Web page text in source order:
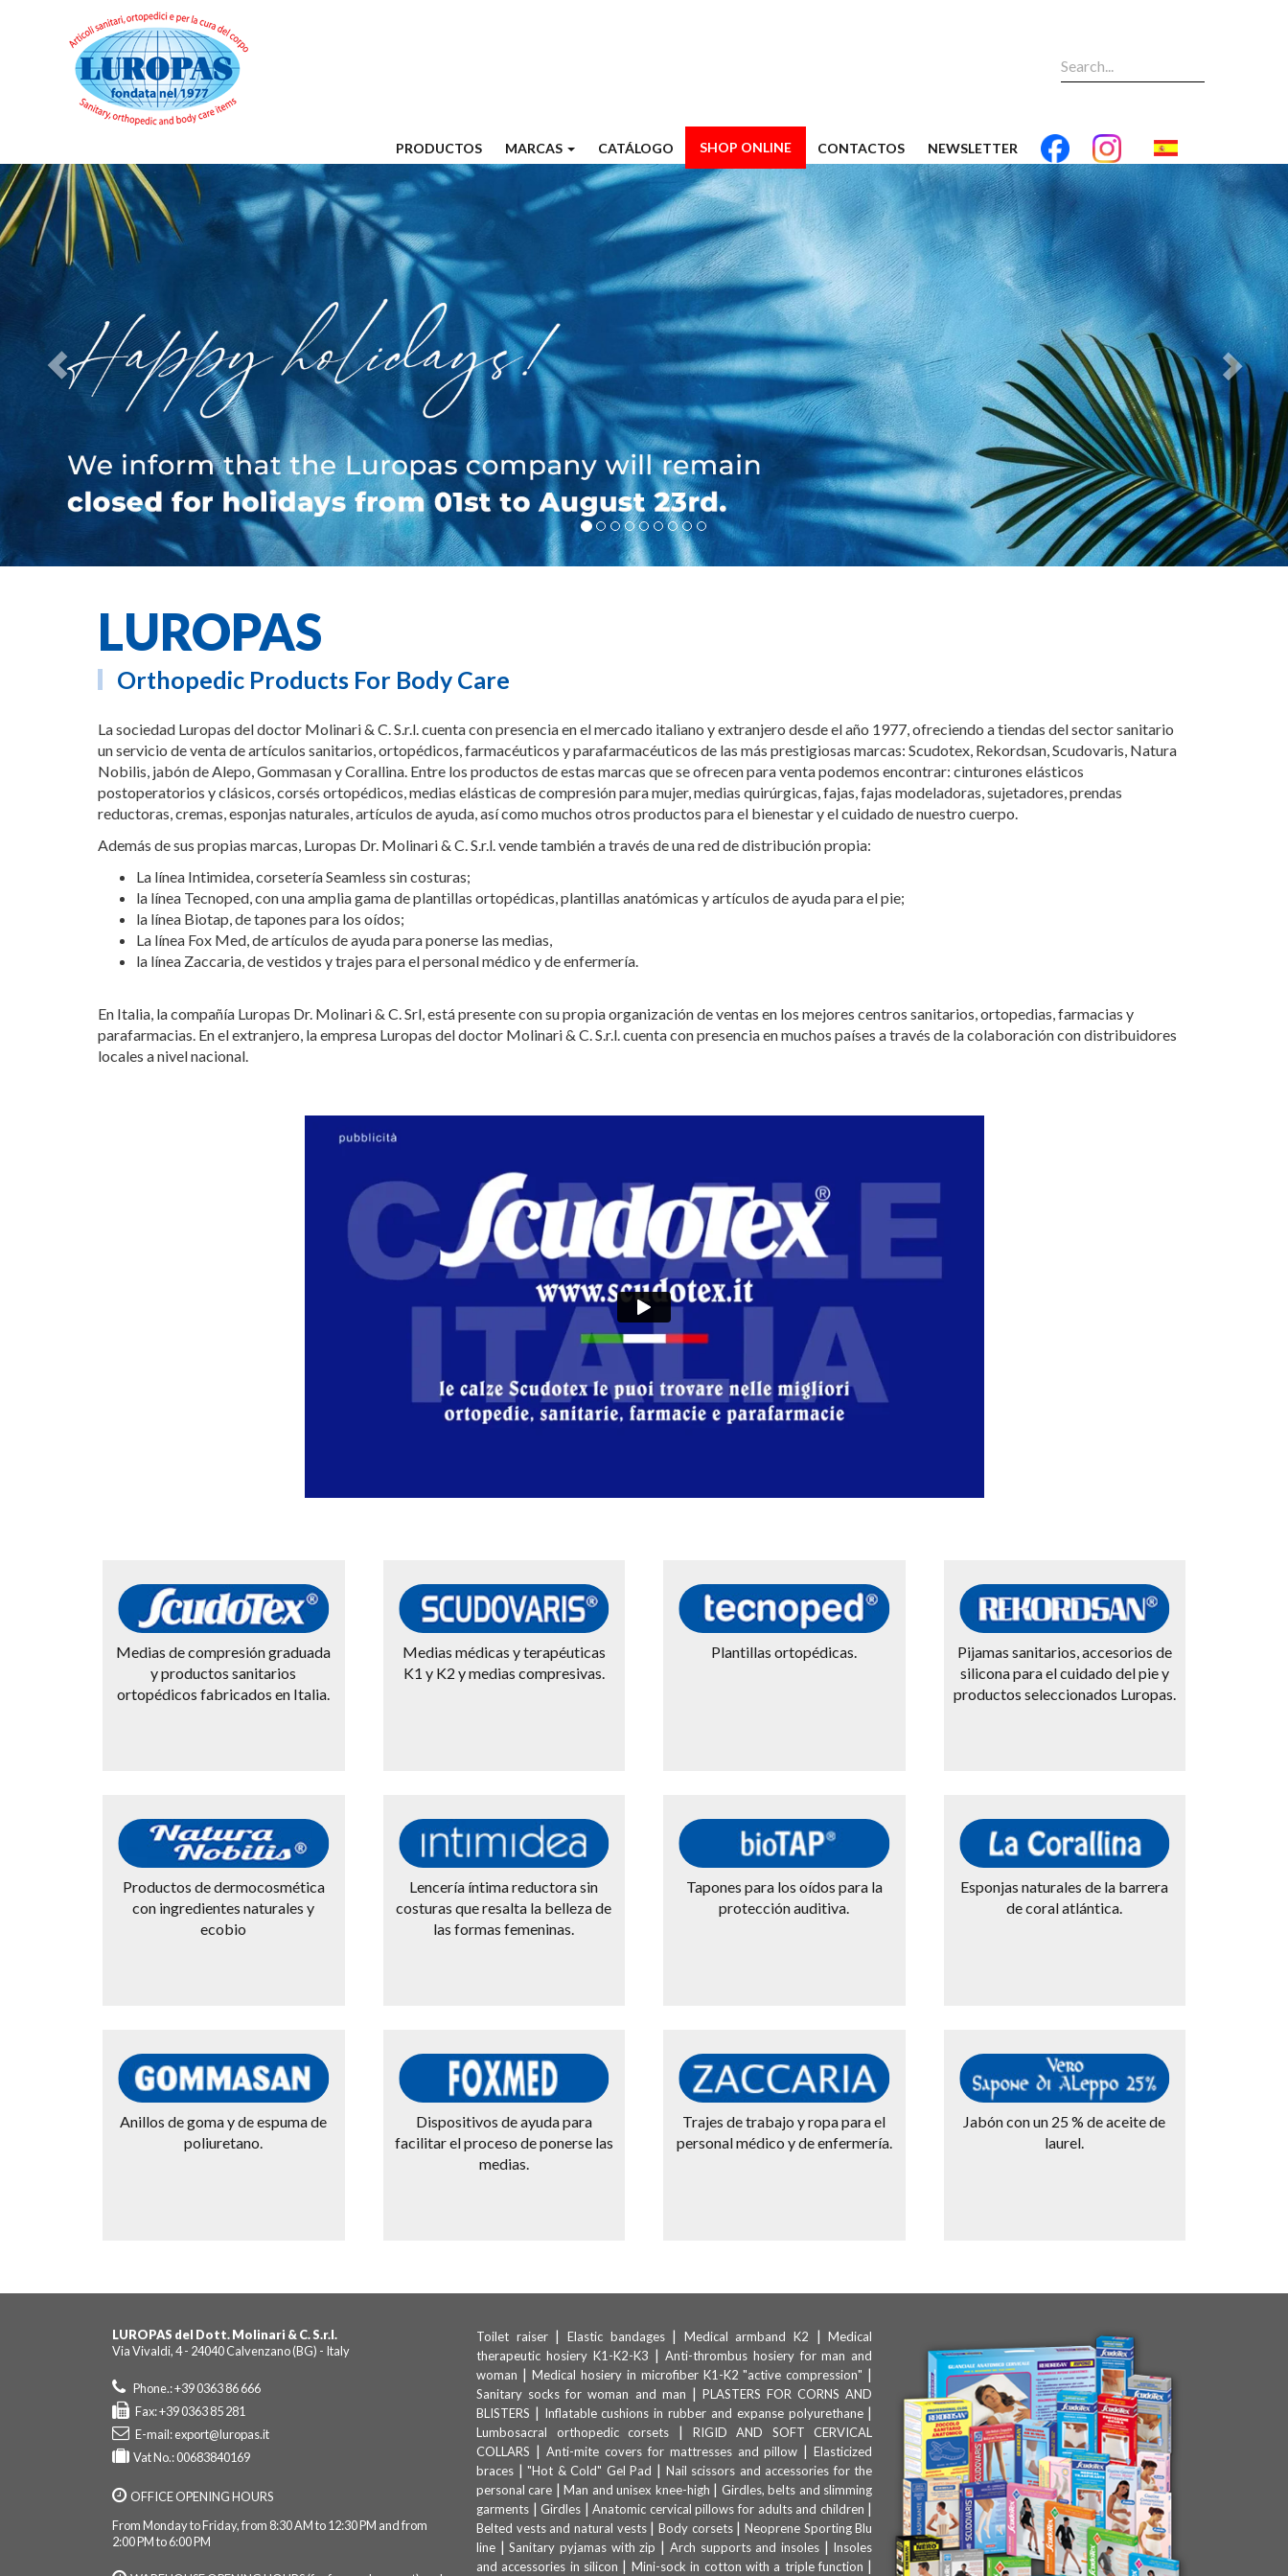
PRODUCTOS MARCAS CATÁLOGO SHOP ONLINE CONTACTOS NEWSLETTER
Previous Next
LUROPAS
Orthopedic Products For Body Care
La sociedad Luropas del doctor Molinari & C. S.r.l. cuenta con presencia en el mercado italiano y extranjero desde el año 1977, ofreciendo a tiendas del sector sanitario
un servicio de venta de artículos sanitarios, ortopédicos, farmacéuticos y parafarmacéuticos de las más prestigiosas marcas: Scudotex, Rekordsan, Scudovaris, Natura
Nobilis, jabón de Alepo, Gommasan y Corallina. Entre los productos de estas marcas que se ofrecen para venta podemos encontrar: cinturones elásticos
postoperatorios y clásicos, corsés ortopédicos, medias elásticas de compresión para mujer, medias quirúrgicas, fajas, fajas modeladoras, sujetadores, prendas
reductoras, cremas, esponjas naturales, artículos de ayuda, así como muchos otros productos para el bienestar y el cuidado de nuestro cuerpo.
Además de sus propias marcas, Luropas Dr. Molinari & C. S.r.l. vende también a través de una red de distribución propia:
La línea Intimidea, corsetería Seamless sin costuras;
la línea Tecnoped, con una amplia gama de plantillas ortopédicas, plantillas anatómicas y artículos de ayuda para el pie;
la línea Biotap, de tapones para los oídos;
La línea Fox Med, de artículos de ayuda para ponerse las medias,
la línea Zaccaria, de vestidos y trajes para el personal médico y de enfermería.
En Italia, la compañía Luropas Dr. Molinari & C. Srl, está presente con su propia organización de ventas en los mejores centros sanitarios, ortopedias, farmacias y
parafarmacias. En el extranjero, la empresa Luropas del doctor Molinari & C. S.r.l. cuenta con presencia en muchos países a través de la colaboración con distribuidores
locales a nivel nacional.
Medias de compresión graduada
y productos sanitarios
ortopédicos fabricados en Italia.
Medias médicas y terapéuticas
K1 y K2 y medias compresivas.
Plantillas ortopédicas.
Pijamas sanitarios, accesorios de
silicona para el cuidado del pie y
productos seleccionados Luropas.
Productos de dermocosmética
con ingredientes naturales y
ecobio
Lencería íntima reductora sin
costuras que resalta la belleza de
las formas femeninas.
Tapones para los oídos para la
protección auditiva.
Esponjas naturales de la barrera
de coral atlántica.
Anillos de goma y de espuma de
poliuretano.
Dispositivos de ayuda para
facilitar el proceso de ponerse las
medias.
Trajes de trabajo y ropa para el
personal médico y de enfermería.
Jabón con un 25 % de aceite de
laurel.
LUROPAS del Dott. Molinari & C. S.r.l.
Via Vivaldi, 4 - 24040 Calvenzano (BG) - Italy
Phone.: +39 0363 86 666
Fax: +39 0363 85 281
E-mail:export@luropas.it
Vat No.: 00683840169
OFFICE OPENING HOURS
From Monday to Friday, from 8:30 AM to 12:30 PM and from
2:00 PM to 6:00 PM
Toilet raiser| Elastic bandages| Medical armband K2 |Medical
therapeutic hosiery K1-K2-K3 | Anti-thrombus hosiery for man and
woman | Medical hosiery in microfiber K1-K2 "active compression" |
Sanitary socks for woman and man | PLASTERS FOR CORNS AND
BLISTERS | Inflatable cushions in rubber and expanse polyurethane|
Lumbosacral orthopedic corsets | RIGID AND SOFT CERVICAL
COLLARS | Anti-mite covers for mattresses and pillow |Elasticized
braces |"Hot & Cold" Gel Pad | Nail scissors and accessories for the
personal care |Man and unisex knee-high | Girdles, belts and slimming
garments |Girdles |Anatomic cervical pillows for adults and children |
Belted vests and natural vests|Body corsets|Neoprene Sporting Blu
line |Sanitary pyjamas with zip | Arch supports and insoles| Insoles
and accessories in silicon | Mini-sock in cotton with a triple function |